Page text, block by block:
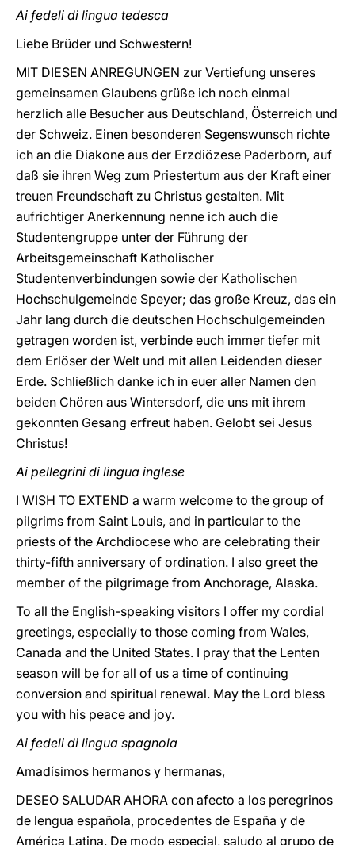
Ai fedeli di lingua tedesca
Liebe Brüder und Schwestern!
MIT DIESEN ANREGUNGEN zur Vertiefung unseres
gemeinsamen Glaubens grüße ich noch einmal
herzlich alle Besucher aus Deutschland, Österreich und
der Schweiz. Einen besonderen Segenswunsch richte
ich an die Diakone aus der Erzdiözese Paderborn, auf
daß sie ihren Weg zum Priestertum aus der Kraft einer
treuen Freundschaft zu Christus gestalten. Mit
aufrichtiger Anerkennung nenne ich auch die
Studentengruppe unter der Führung der
Arbeitsgemeinschaft Katholischer
Studentenverbindungen sowie der Katholischen
Hochschulgemeinde Speyer; das große Kreuz, das ein
Jahr lang durch die deutschen Hochschulgemeinden
getragen worden ist, verbinde euch immer tiefer mit
dem Erlöser der Welt und mit allen Leidenden dieser
Erde. Schließlich danke ich in euer aller Namen den
beiden Chören aus Wintersdorf, die uns mit ihrem
gekonnten Gesang erfreut haben. Gelobt sei Jesus
Christus!
Ai pellegrini di lingua inglese
I WISH TO EXTEND a warm welcome to the group of
pilgrims from Saint Louis, and in particular to the
priests of the Archdiocese who are celebrating their
thirty-fifth anniversary of ordination. I also greet the
member of the pilgrimage from Anchorage, Alaska.
To all the English-speaking visitors I offer my cordial
greetings, especially to those coming from Wales,
Canada and the United States. I pray that the Lenten
season will be for all of us a time of continuing
conversion and spiritual renewal. May the Lord bless
you with his peace and joy.
Ai fedeli di lingua spagnola
Amadísimos hermanos y hermanas,
DESEO SALUDAR AHORA con afecto a los peregrinos
de lengua española, procedentes de España y de
América Latina. De modo especial, saludo al grupo de